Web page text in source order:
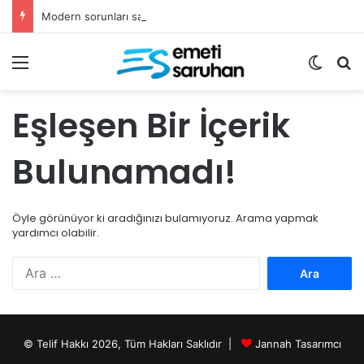
Modern sorunları sadece fetvalarla çözemeyiz
Menü Dış
Eşleşen Bir İçerik
Bulunamadı!
Öyle görünüyor ki aradığınızı bulamıyoruz. Arama yapmak
yardımcı olabilir.
© Telif Hakkı 2026, Tüm Hakları Saklıdır |
Jannah Tasarımcı